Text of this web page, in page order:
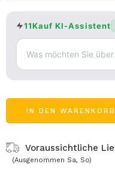
11Kauf KI-Assistent
IN DEN WARENKORB
Voraussichtliche
(Ausgenommen Sa, So)